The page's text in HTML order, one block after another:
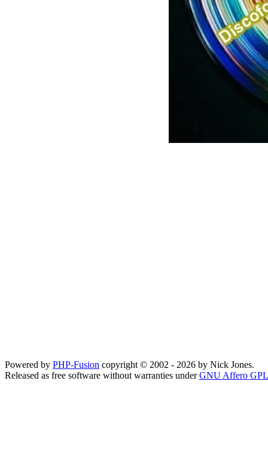
Powered by PHP-Fusion copyright © 2002 - 2026 by Nick Jones.
Released as free software without warranties underGNU Affero GPL